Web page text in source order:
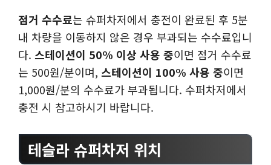
점거 수수료는 슈퍼차저에서 충전이 완료된 후 5분
내 차량을 이동하지 않은 경우 부과되는 수수료입니
다. 스테이션이 50% 이상 사용 중이면 점거 수수료
는 500원/분이며, 스테이션이 100% 사용 중이면
1,000원/분의 수수료가 부과됩니다. 수퍼차저에서
충전 시 참고하시기 바랍니다.
테슬라 슈퍼차저 위치